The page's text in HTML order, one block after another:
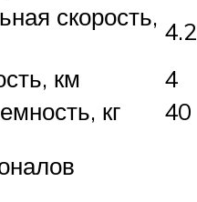
скорость, 4.2
км
4
кг
40